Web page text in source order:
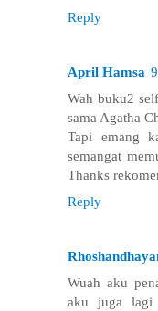
Reply
April Hamsa
Wah buku2
sama Agatha
Tapi emang
semangat
Thanks
Reply
Wuah aku
aku juga lagi